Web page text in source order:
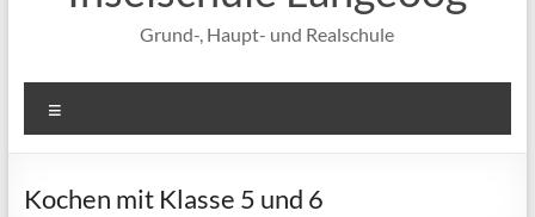
Grund-, Haupt- und Realschule
Kochen mit Klasse 5 und 6